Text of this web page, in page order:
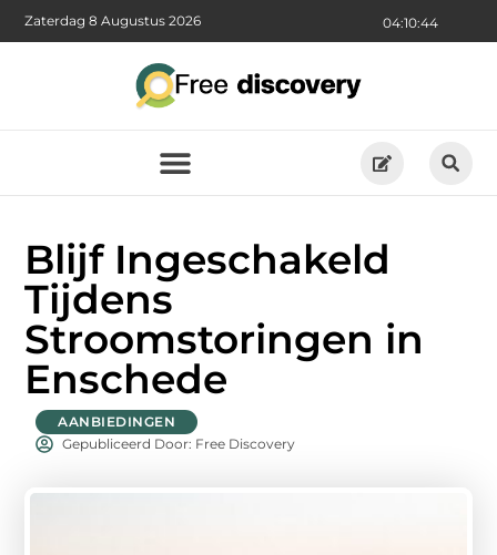
04:10:46
Zaterdag 8 Augustus 2026
Blijf Ingeschakeld
Tijdens
Stroomstoringen in
Enschede
AANBIEDINGEN
Gepubliceerd Door: Free Discovery